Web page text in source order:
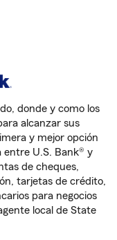
donde y como los
alcanzar sus
y mejor opción
entre U.S. Bank® y
de cheques,
tarjetas de crédito,
para negocios
local de State